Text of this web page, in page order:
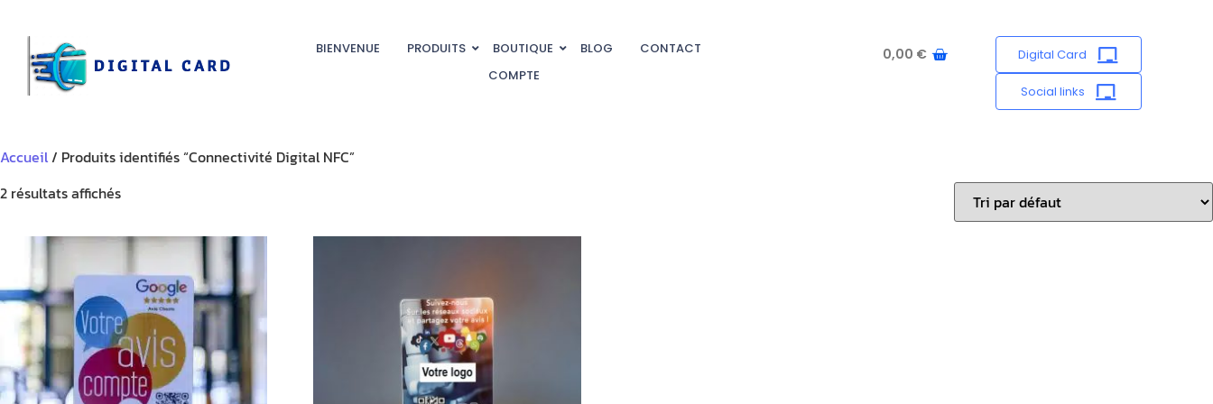
BIENVENUE PRODUITS BOUTIQUE BLOG
CONTACT
COMPTE
0,00 € Digital Card
Social links
Accueil/ Produits identifiés “Connectivité Digital NFC”
2 résultats affichés